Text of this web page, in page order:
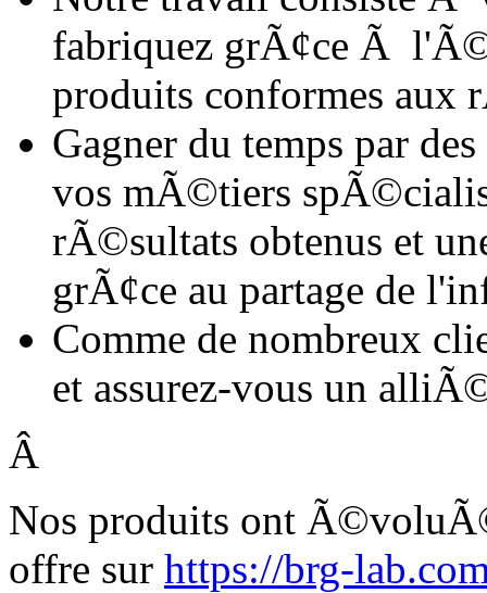
fabriquez grÃ¢ce Ã
produits conformes aux
Gagner du temps par
vos mÃ©tiers
rÃ©sultats obtenus et
grÃ¢ce au partage de
Comme de nombreux
et assurez-vous un
Â
Nos produits ont
offre sur https://brg-